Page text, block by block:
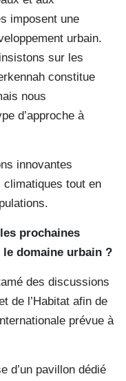
imposent une
urbain.
sur les
constitue
nous
d’approche à
innovantes
tout en
prochaines
domaine urbain ?
des discussions
de l’Habitat afin de
prévue à
d’un pavillon dédié